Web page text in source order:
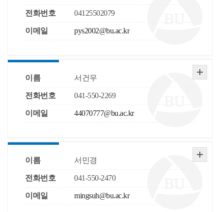
전화번호 04125502079
이메일 pys2002@bu.ac.kr
이름 서건우
전화번호 041-550-2269
이메일 44070777@bu.ac.kr
이름 서민경
전화번호 041-550-2470
이메일 mingsuh@bu.ac.kr